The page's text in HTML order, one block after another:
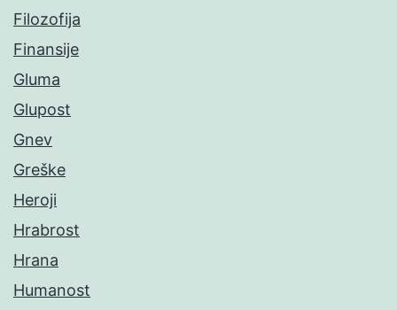
Filozofija
Finansije
Gluma
Glupost
Gnev
Greške
Heroji
Hrabrost
Hrana
Humanost